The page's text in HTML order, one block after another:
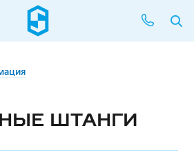
ШТАНГИ